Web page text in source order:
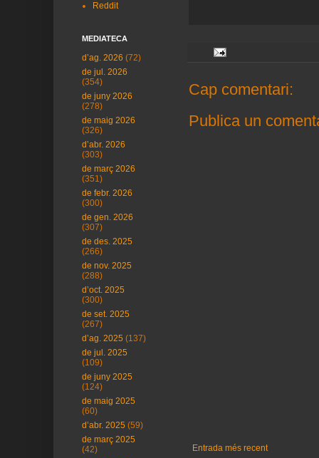
Cap comentari:
Publica un
Entrada més recent
Reddit
MEDIATECA
d’ag. 2026 (72)
de jul. 2026
(354)
de juny 2026
(278)
de maig 2026
(326)
d’abr. 2026
(303)
de març 2026
(351)
de febr. 2026
(300)
de gen. 2026
(307)
de des. 2025
(266)
de nov. 2025
(288)
d’oct. 2025
(300)
de set. 2025
(267)
d’ag. 2025 (137)
de jul. 2025
(109)
de juny 2025
(124)
de maig 2025
(60)
d’abr. 2025 (59)
de març 2025
(42)